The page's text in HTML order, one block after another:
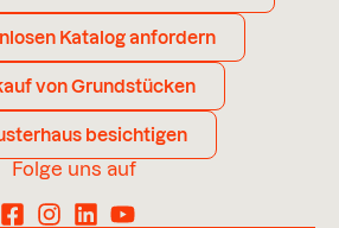
Katalog anfordern
von Grundstücken
besichtigen
Folge uns auf